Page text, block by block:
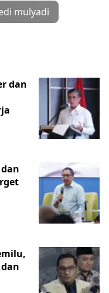
mulyadi
dan